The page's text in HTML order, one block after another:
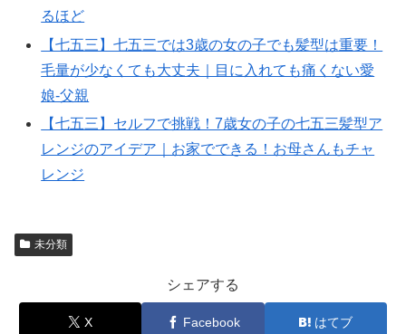
るほど
【七五三】七五三では3歳の女の子でも髪型は重要！
毛量が少なくても大丈夫｜目に入れても痛くない愛
娘-父親
【七五三】セルフで挑戦！7歳女の子の七五三髪型ア
レンジのアイデア｜お家でできる！お母さんもチャ
レンジ
未分類
シェアする
X Facebook はてブ